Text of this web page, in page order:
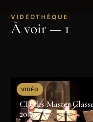
VIDÉOTHÈQUE
À voir — 1
VIDÉO
CD des Master
2008